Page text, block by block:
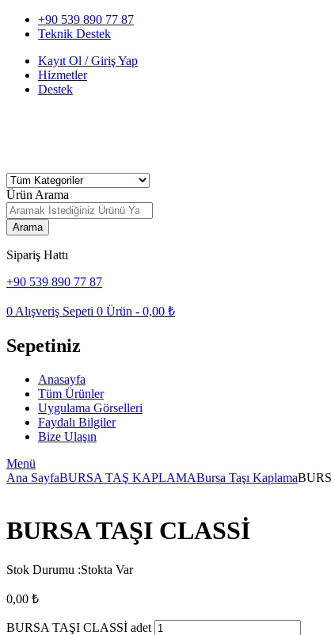
+90 539 890 77 87
Teknik Destek
Kayıt Ol / Giriş Yap
Hizmetler
Destek
Ürün Arama
Arama
Sipariş Hattı
+90 539 890 77 87
0 Alışveriş Sepeti 0 Ürün - 0,00 ₺
Sepetiniz
Anasayfa
Tüm Ürünler
Uygulama Görselleri
Faydalı Bilgiler
Bize Ulaşın
Menü
Ana SayfaBURSA TAŞ KAPLAMABursa Taşı Kaplama
BURSA TAŞI CLASSİ
Stok Durumu :Stokta Var
0,00 ₺
BURSA TAŞI CLASSİ adet